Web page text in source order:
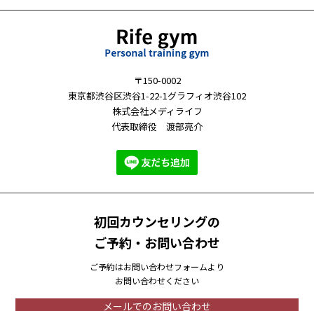
〒150-0002
東京都渋谷区渋谷1-22-1グラフィオ渋谷102
株式会社メディライフ
代表取締役 渡部亮介
初回カウンセリングの
ご予約・お問い合わせ
ご予約はお問い合わせフォームより
お問い合わせください
メールでのお問い合わせ